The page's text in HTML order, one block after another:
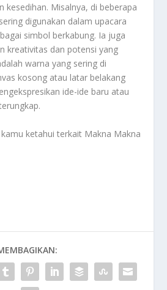
kesedihan. Misalnya, di beberapa
digunakan dalam upacara
simbol berkabung. Ia juga
kreativitas dan potensi yang
warna yang sering di
kosong atau latar belakang
ide-ide baru atau
ketahui terkait Makna Makna